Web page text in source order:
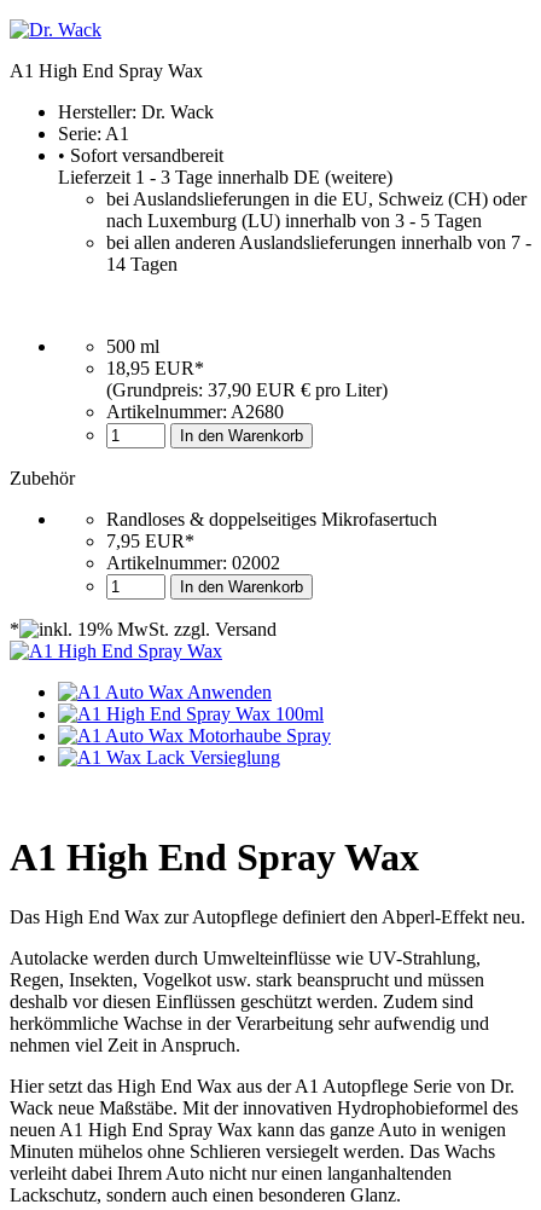
A1 High End Spray Wax
Hersteller: Dr. Wack
Serie: A1
• Sofort versandbereit
Lieferzeit 1 - 3 Tage innerhalb DE (weitere)
bei Auslandslieferungen in die EU, Schweiz (CH) oder
nach Luxemburg (LU) innerhalb von 3 - 5 Tagen
bei allen anderen Auslandslieferungen innerhalb von 7 -
14 Tagen
500 ml
18,95 EUR*
(Grundpreis: 37,90 EUR € pro Liter)
Artikelnummer: A2680
In den Warenkorb
Zubehör
Randloses & doppelseitiges Mikrofasertuch
7,95 EUR*
Artikelnummer: 02002
In den Warenkorb
*
A1 High End Spray Wax
Das High End Wax zur Autopflege definiert den Abperl-Effekt neu.
Autolacke werden durch Umwelteinflüsse wie UV-Strahlung,
Regen, Insekten, Vogelkot usw. stark beansprucht und müssen
deshalb vor diesen Einflüssen geschützt werden. Zudem sind
herkömmliche Wachse in der Verarbeitung sehr aufwendig und
nehmen viel Zeit in Anspruch.
Hier setzt das High End Wax aus der A1 Autopflege Serie von Dr.
Wack neue Maßstäbe. Mit der innovativen Hydrophobieformel des
neuen A1 High End Spray Wax kann das ganze Auto in wenigen
Minuten mühelos ohne Schlieren versiegelt werden. Das Wachs
verleiht dabei Ihrem Auto nicht nur einen langanhaltenden
Lackschutz, sondern auch einen besonderen Glanz.